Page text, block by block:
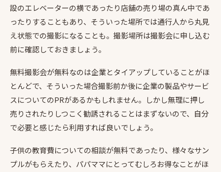
設のエレベーターの横であったり店舗の売り場の真ん中であ
ったりすることもあり、そういった場所では通行人から丸見
え状態での撮影になることも。撮影場所は撮影会に申し込む
前に確認しておきましょう。
無料撮影会が無料なのは企業とタイアップしていることがほ
とんどで、そういった場合撮影前か後に企業の製品やサービ
スについてのPRがあるかもしれません。しかし無理に押し
売りされたりしつこく勧誘されることはまずないので、自分
で必要と感じたら利用すれば良いでしょう。
子供の教育費についての相談が無料であったり、様々なサン
プルがもらえたり、パパママにとってむしろお得なことがほ